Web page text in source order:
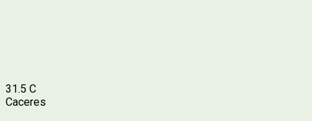
31.5 C
Caceres